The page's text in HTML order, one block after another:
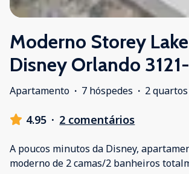
Moderno Storey
Disney Orlando
Apartamento · 7 hóspedes · 2 quartos
4.95 · 2 comentários
A poucos minutos da Disney,
moderno de 2 camas/2 banheiros